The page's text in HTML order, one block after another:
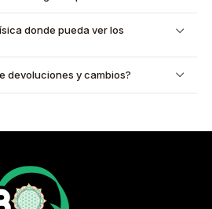
donde pueda ver los
devoluciones y cambios?